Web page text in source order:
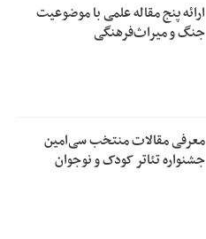
ارائه پنج مقاله علمی با موضوعیت
جنگ و میراث‌فرهنگی
معرفی مقالات منتخب سی‌امین
جشنواره تئاتر کودک و نوجوان